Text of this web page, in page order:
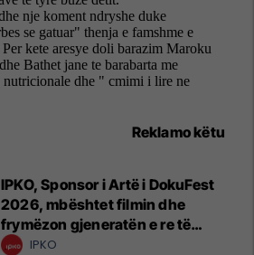
Reklamo këtu
IPKO, Sponsor i Artë i DokuFest
2026, mbështet filmin dhe
frymëzon gjeneratën e re të
krijuesve
IPKO